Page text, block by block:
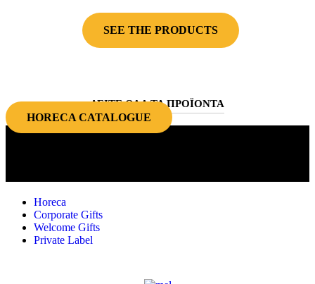
SEE THE PRODUCTS
ΔΕΙΤΕ ΟΛΑ ΤΑ ΠΡΟΪΟΝΤΑ
HORECA CATALOGUE
Horeca
Corporate Gifts
Welcome Gifts
Private Label